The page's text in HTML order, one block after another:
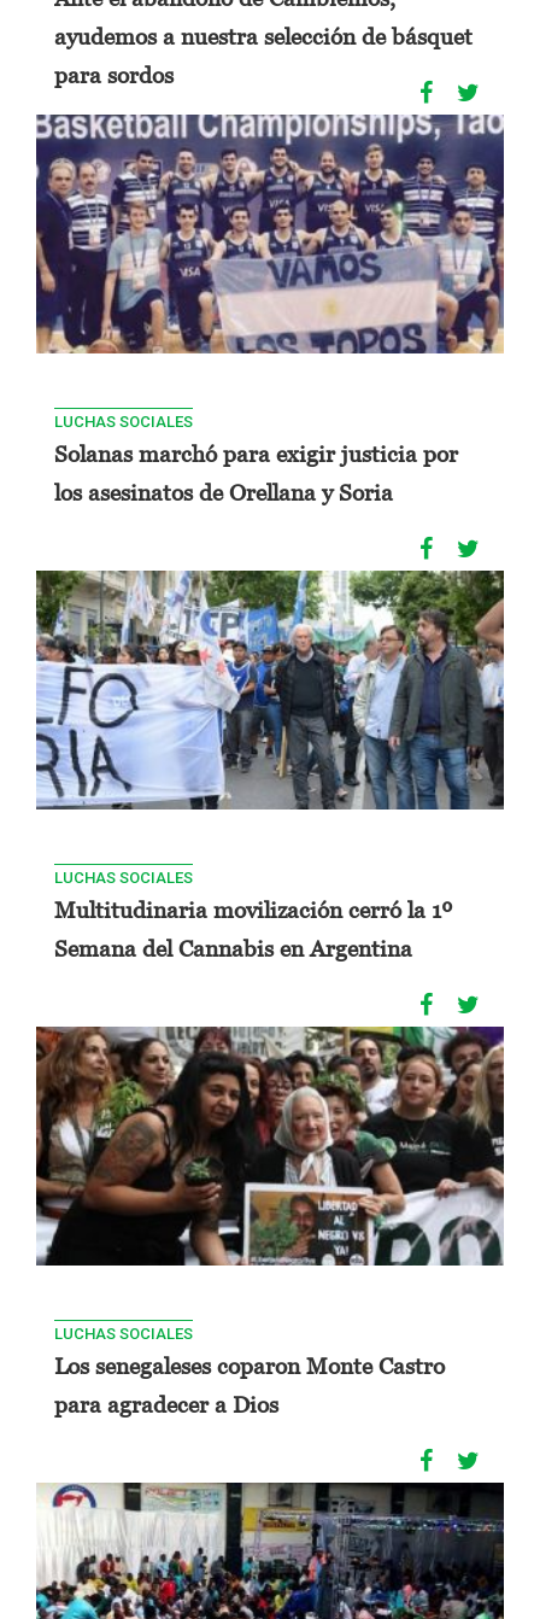
ayudemos a nuestra selección de básquet
para sordos
LUCHAS SOCIALES
Solanas marchó para exigir justicia por
los asesinatos de Orellana y Soria
LUCHAS SOCIALES
Multitudinaria movilización cerró la 1º
Semana del Cannabis en Argentina
LUCHAS SOCIALES
Los senegaleses coparon Monte Castro
para agradecer a Dios